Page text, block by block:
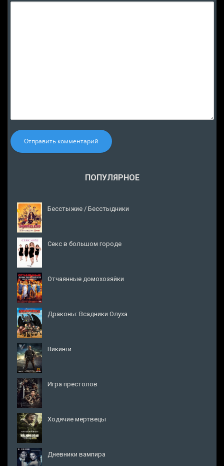
Отправить комментарий
ПОПУЛЯРНОЕ
Бесстыжие / Бесстыдники
Секс в большом городе
Отчаянные домохозяйки
Драконы: Всадники Олуха
Викинги
Игра престолов
Ходячие мертвецы
Дневники вампира